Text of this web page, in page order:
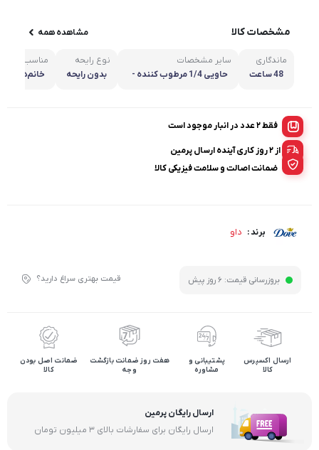
مشخصات کالا مشاهده همه
ماندگاری
48 ساعت
سایر مشخصات
حاویی 1/4 مرطوب کننده -
نوع رایحه
بدون رایحه
مناسب برای
خانم‌ها
فقط 2 عدد در انبار موجود است
از ۲ روز کاری آینده ارسال پرمین
ضمانت اصالت و سلامت فیزیکی کالا
برند : داو
بروزرسانی قیمت: 6 روز پیش قیمت بهتری سراغ دارید؟
ارسال اکسپرس
کالا
پشتیبانی و
مشاوره
هفت روز ضمانت بازگشت
وجه
ضمانت اصل بودن
کالا
ارسال رایگان پرمین
ارسال رایگان برای سفارشات بالای ۳ میلیون تومان